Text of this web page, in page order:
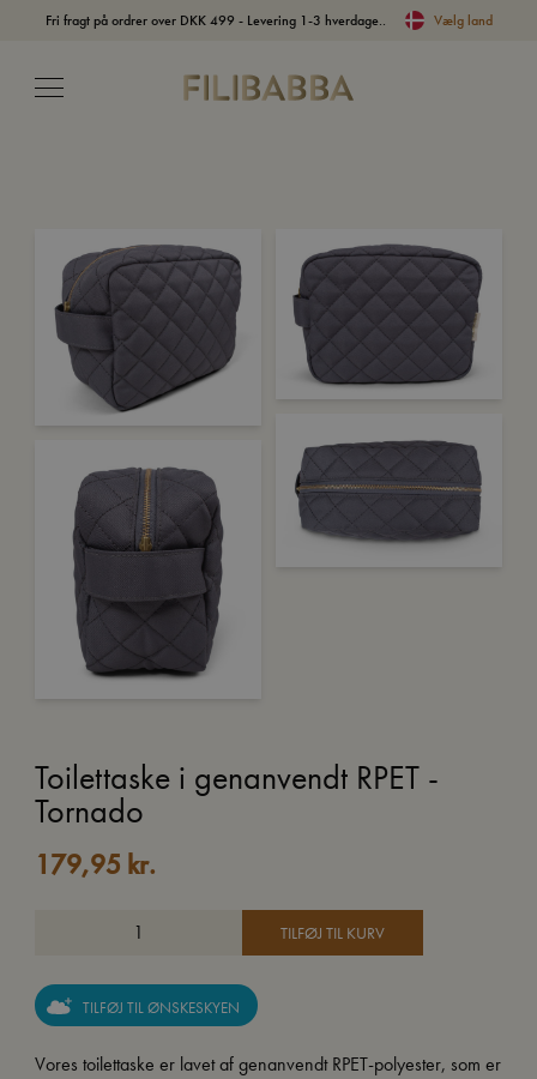
Fri fragt på ordrer over DKK 499 - Levering 1-3 hverdage.. Vælg land
Toilettaske i genanvendt RPET -
Tornado
179,95 kr.
TILFØJ TIL KURV
TILFØJ TIL ØNSKESKYEN
Vores toilettaske er lavet af genanvendt RPET-polyester, som er